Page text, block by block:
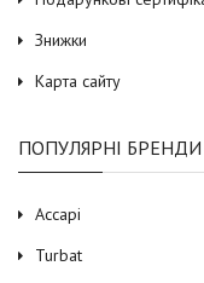
Знижки
Карта сайту
ПОПУЛЯРНІ БРЕНДИ
Accapi
Turbat